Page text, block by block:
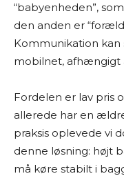
“babyenheden”,
den anden er
Kommunikation
mobilnet, afhængigt
Fordelen er lav pris
allerede har en
praksis oplevede vi
denne løsning: højt
må køre stabilt i